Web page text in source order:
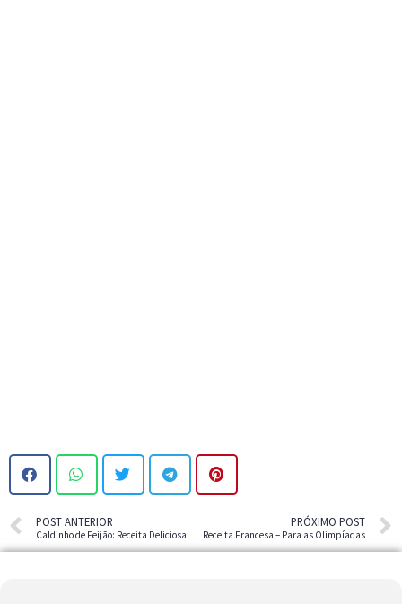
POST ANTERIOR
Caldinho de Feijão: Receita Deliciosa
PRÓXIMO POST
Receita Francesa – Para as Olimpíadas